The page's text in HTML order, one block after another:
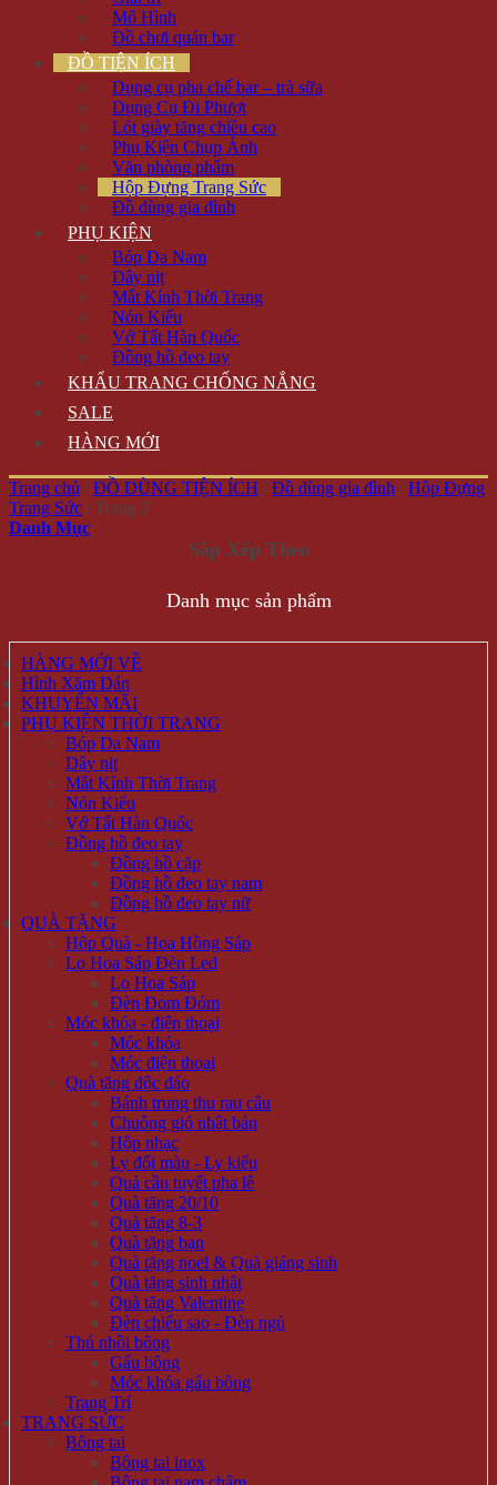
Mô Hình
Đồ chơi quán bar
ĐỒ TIỆN ÍCH
Dụng cụ pha chế bar – trà sữa
Dụng Cụ Đi Phượt
Lót giày tăng chiều cao
Phụ Kiện Chụp Ảnh
Văn phòng phẩm
Hộp Đựng Trang Sức
Đồ dùng gia đình
PHỤ KIỆN
Bóp Da Nam
Dây nịt
Mắt Kính Thời Trang
Nón Kiểu
Vớ Tất Hàn Quốc
Đồng hồ đeo tay
KHẨU TRANG CHỐNG NẮNG
SALE
HÀNG MỚI
Trang chủ / ĐỒ DÙNG TIỆN ÍCH / Đồ dùng gia đình / Hộp Đựng
Trang Sức / Trang 2
Danh Mục
Danh mục sản phẩm
HÀNG MỚI VỀ
Hình Xăm Dán
KHUYẾN MÃI
PHỤ KIỆN THỜI TRANG
Bóp Da Nam
Dây nịt
Mắt Kính Thời Trang
Nón Kiểu
Vớ Tất Hàn Quốc
Đồng hồ đeo tay
Đồng hồ cặp
Đồng hồ đeo tay nam
Đồng hồ đeo tay nữ
QUÀ TẶNG
Hộp Quà - Hoa Hồng Sáp
Lọ Hoa Sáp Đèn Led
Lọ Hoa Sáp
Đèn Đom Đóm
Móc khóa - điện thoại
Móc khóa
Móc điện thoại
Quà tặng độc đáo
Bánh trung thu rau câu
Chuông gió nhật bản
Hộp nhạc
Ly đổi màu - Ly kiểu
Quả cầu tuyết pha lê
Quà tặng 20/10
Quà tặng 8-3
Quà tặng bạn
Quà tặng noel & Quà giáng sinh
Quà tặng sinh nhật
Quà tặng Valentine
Đèn chiếu sao - Đèn ngủ
Thú nhồi bông
Gấu bông
Móc khóa gấu bông
Trang Trí
TRANG SỨC
Bông tai
Bông tai inox